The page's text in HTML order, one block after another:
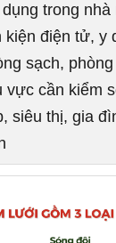
trong nhà
kiện điện tử, y
sạch,
vực cần kiểm
siêu thị, gia